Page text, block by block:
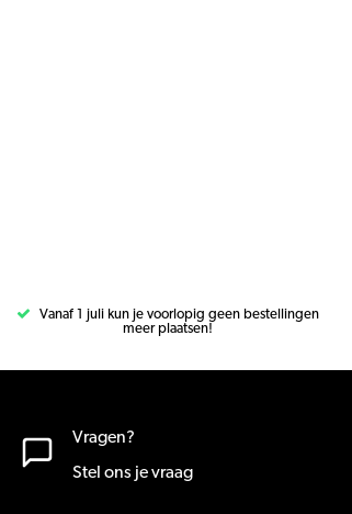
Vanaf 1 juli kun je voorlopig geen bestellingen
meer plaatsen!
Vragen?
Stel ons je vraag